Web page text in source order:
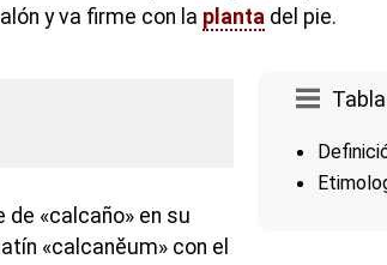
y va firme con la planta del pie.
«calcaño» en su
«calcanĕum» con el